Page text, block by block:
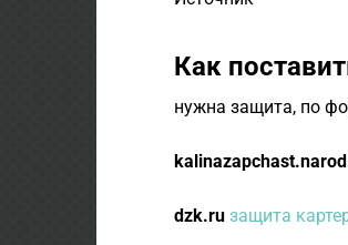
Как
нужна защита, по
dzk.ru защита